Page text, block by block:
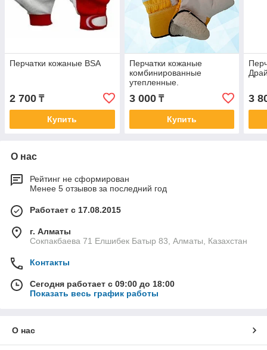
Перчатки кожаные BSA
2 700 ₸
Купить
Перчатки кожаные
комбинированные
утепленные.
3 000₸
Купить
3
О нас
Рейтинг не сформирован
Менее 5 отзывов за последний год
Работает с 17.08.2015
г. Алматы
Сокпакбаева 71 Елшибек Батыр 83, Алматы, Казахстан
Контакты
Сегодня работает с 09:00 до 18:00
Показать весь график работы
О нас